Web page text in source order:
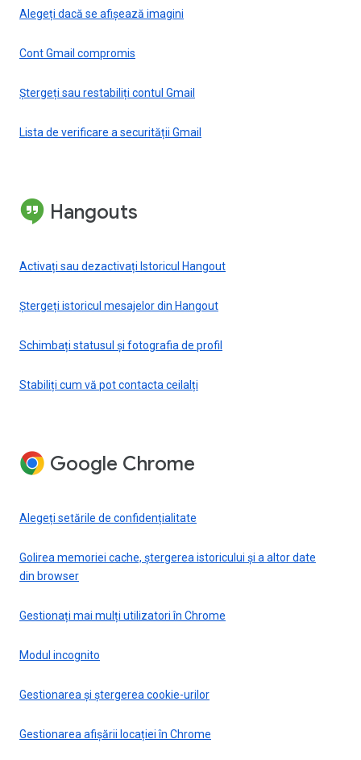
Alegeți dacă se afișează imagini
Cont Gmail compromis
Ștergeți sau restabiliți contul Gmail
Lista de verificare a securității Gmail
Hangouts
Activați sau dezactivați Istoricul Hangout
Ștergeți istoricul mesajelor din Hangout
Schimbați statusul și fotografia de profil
Stabiliți cum vă pot contacta ceilalți
Google Chrome
Alegeți setările de confidențialitate
Golirea memoriei cache, ștergerea istoricului și a altor date
din browser
Gestionați mai mulți utilizatori în Chrome
Modul incognito
Gestionarea și ștergerea cookie-urilor
Gestionarea afișării locației în Chrome